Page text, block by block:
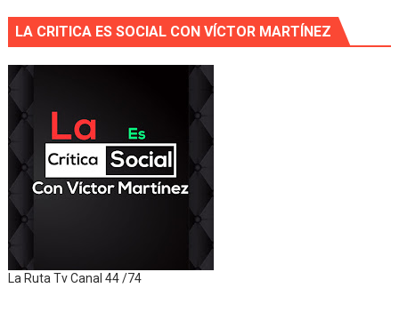
LA CRITICA ES SOCIAL CON VÍCTOR MARTÍNEZ
La Ruta Tv Canal 44 /74